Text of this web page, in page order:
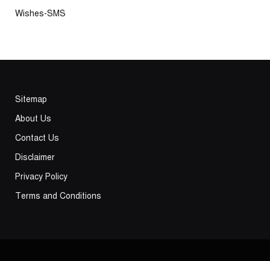
Wishes-SMS
Sitemap
About Us
Contact Us
Disclaimer
Privacy Policy
Terms and Conditions